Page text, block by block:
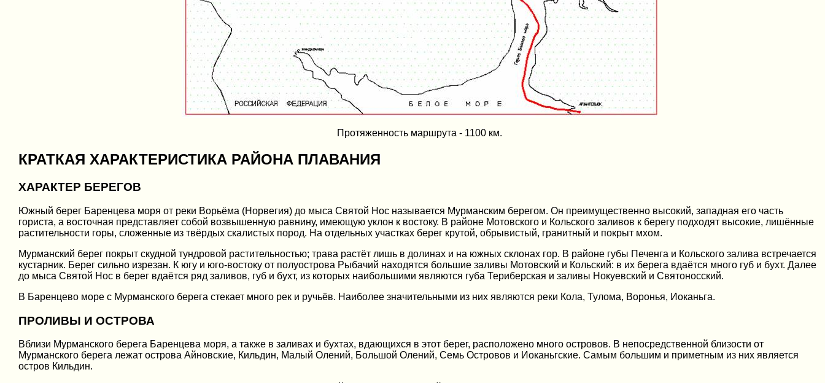
Протяженность маршрута - 1100 км.
КРАТКАЯ ХАРАКТЕРИСТИКА РАЙОНА ПЛАВАНИЯ
ХАРАКТЕР БЕРЕГОВ
Южный берег Баренцева моря от реки Ворьёма (Норвегия) до мыса Святой Нос называется Мурманским берегом. Он преимущественно высокий, западная его часть
гориста, а восточная представляет собой возвышенную равнину, имеющую уклон к востоку. В районе Мотовского и Кольского заливов к берегу подходят высокие, лишённые
растительности горы, сложенные из твёрдых скалистых пород. На отдельных участках берег крутой, обрывистый, гранитный и покрыт мхом.
Мурманский берег покрыт скудной тундровой растительностью; трава растёт лишь в долинах и на южных склонах гор. В районе губы Печенга и Кольского залива встречается
кустарник. Берег сильно изрезан. К югу и юго-востоку от полуострова Рыбачий находятся большие заливы Мотовский и Кольский: в их берега вдаётся много губ и бухт. Далее
до мыса Святой Нос в берег вдаётся ряд заливов, губ и бухт, из которых наибольшими являются губа Териберская и заливы Нокуевский и Святоносский.
В Баренцево море с Мурманского берега стекает много рек и ручьёв. Наиболее значительными из них являются реки Кола, Тулома, Воронья, Иоканьга.
ПРОЛИВЫ И ОСТРОВА
Вблизи Мурманского берега Баренцева моря, а также в заливах и бухтах, вдающихся в этот берег, расположено много островов. В непосредственной близости от
Мурманского берега лежат острова Айновские, Кильдин, Малый Олений, Большой Олений, Семь Островов и Иоканьгские. Самым большим и приметным из них является
остров Кильдин.